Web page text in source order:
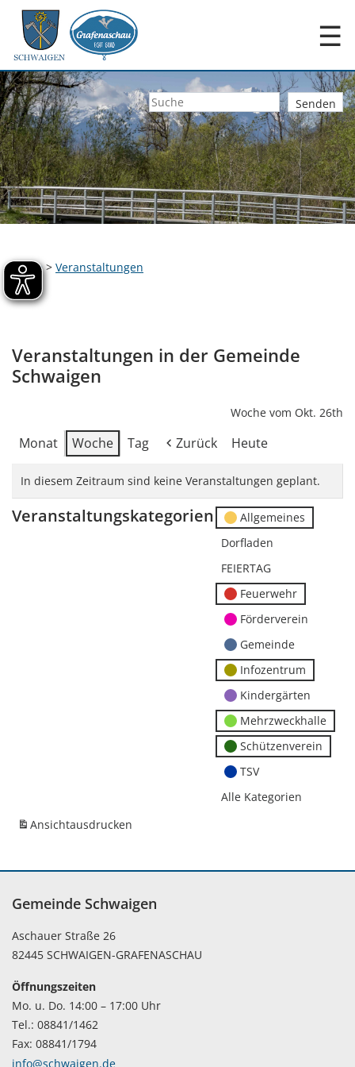
☰
Home> Veranstaltungen
Veranstaltungen in der Gemeinde
Schwaigen
Woche vom Okt. 26th
Monat Woche Tag Zurück Heute
In diesem Zeitraum sind keine Veranstaltungen geplant.
Veranstaltungskategorien
Allgemeines
Dorfladen
FEIERTAG
Feuerwehr
Förderverein
Gemeinde
Infozentrum
Kindergärten
Mehrzweckhalle
Schützenverein
TSV
Alle Kategorien
Ansichtausdrucken
Gemeinde Schwaigen
Aschauer Straße 26
82445 SCHWAIGEN-GRAFENASCHAU
Öffnungszeiten
Mo. u. Do. 14:00 – 17:00 Uhr
Tel.: 08841/1462
Fax: 08841/1794
info@schwaigen.de